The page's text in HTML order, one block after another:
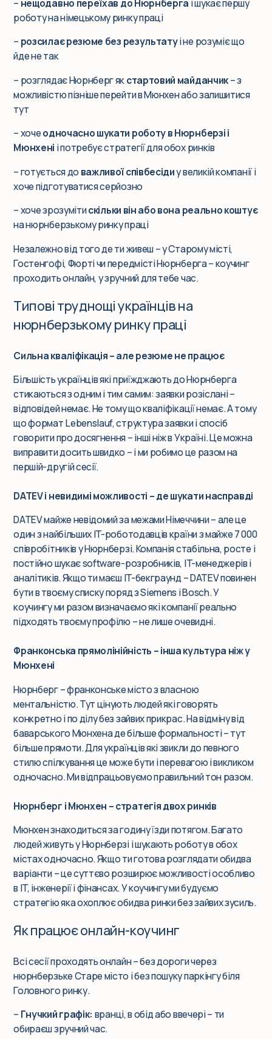
– нещодавно переїхав до Нюрнберга і шукає першу
роботу на німецькому ринку праці
– розсилає резюме без результатуі не розуміє що
йде не так
– розглядає Нюрнберг якстартовий майданчик– з
можливістю пізніше перейти в Мюнхен або залишитися
тут
– хочеодночасно шукати роботу в Нюрнберзі і
Мюнхені і потребує стратегії для обох ринків
– готується доважливої співбесідиу великій компанії і
хоче підготуватися серйозно
– хоче зрозумітискільки він або вона реально коштує
на нюрнберзькому ринку праці
Незалежно від того де ти живеш – у Старому місті,
Гостенгофі, Фюрті чи передмісті Нюрнберга – коучинг
проходить онлайн, у зручний для тебе час.
Типові труднощі українців на
нюрнберзькому ринку праці
Сильна кваліфікація – але резюме не працює
Більшість українців які приїжджають до Нюрнберга
стикаються з одним і тим самим: заявки розіслані –
відповідей немає. Не тому що кваліфікації немає. А тому
що формат Lebenslauf, структура заявки і спосіб
говорити про досягнення – інші ніж в Україні. Це можна
виправити досить швидко – і ми робимо це разом на
першій-другій сесії.
DATEV і невидимі можливості – де шукати насправді
DATEV майже невідомий за межами Німеччини – але це
один з найбільших IT-роботодавців країни з майже 7 000
співробітників у Нюрнберзі. Компанія стабільна, росте і
постійно шукає software-розробників, IT-менеджерів і
аналітиків. Якщо ти маєш IT-бекграунд – DATEV повинен
бути в твоєму списку поряд з Siemens і Bosch. У
коучингу ми разом визначаємо які компанії реально
підходять твоєму профілю – не лише очевидні.
Франконська прямолінійність – інша культура ніж у
Мюнхені
Нюрнберг – франконське місто з власною
ментальністю. Тут цінують людей які говорять
конкретно і по ділу без зайвих прикрас. На відміну від
баварського Мюнхена де більше формальності – тут
більше прямоти. Для українців які звикли до певного
стилю спілкування це може бути і перевагою і викликом
одночасно. Ми відпрацьовуємо правильний тон разом.
Нюрнберг і Мюнхен – стратегія двох ринків
Мюнхен знаходиться за годину їзди потягом. Багато
людей живуть у Нюрнберзі і шукають роботу в обох
містах одночасно. Якщо ти готова розглядати обидва
варіанти – це суттєво розширює можливості особливо
в IT, інженерії і фінансах. У коучингу ми будуємо
стратегію яка охоплює обидва ринки без зайвих зусиль.
Як працює онлайн-коучинг
Всі сесії проходять онлайн – без дороги через
нюрнберзьке Старе місто і без пошуку паркінгу біля
Головного ринку.
– Гнучкий графік: вранці, в обід або ввечері – ти
обираєш зручний час.